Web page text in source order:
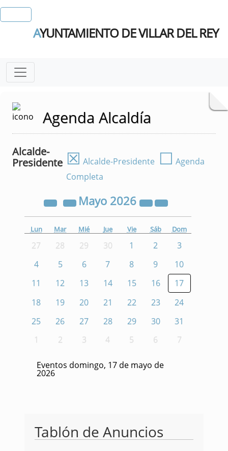
AYUNTAMIENTO DE VILLAR DEL REY
Agenda Alcaldía
Alcalde-
Presidente ☒ Alcalde-Presidente ☐ Agenda
Completa
Mayo 2026
Lun Mar Mié Jue Vie Sáb Dom
27 28 29 30 1 2
3
4
5 6 7 8 9
10
11
12 13 14 15 16
17
18
19 20 21 22 23
24
25
26 27 28 29 30
31
1
2 3 4 5 6 7
Eventos domingo, 17 de mayo de
2026
Tablón de Anuncios